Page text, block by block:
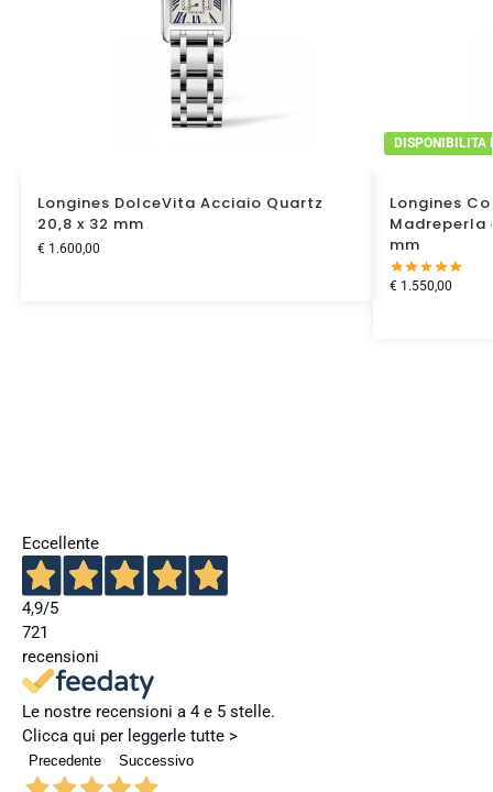
Longines DolceVita Acciaio Quartz
20,8 x 32 mm
€1.600,00
DISPONIBILITA
Longines
Madreperla
mm
€1.550,00
Eccellente
4,9/5
721
recensioni
Le nostre recensioni a 4 e 5 stelle.
Clicca qui per leggerle tutte >
Precedente Successivo